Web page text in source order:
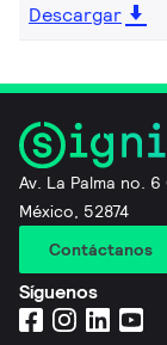
Descargar
Av. La Palma no.
México, 52874
Contáctanos
Síguenos